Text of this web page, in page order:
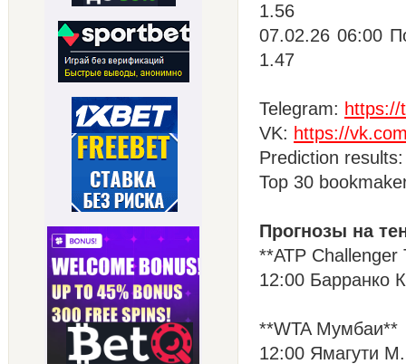
1.56
07.02.26 06:00
1.47
Telegram: https://
VK: https://
Prediction
Top 30
Прогнозы на
**ATP
12:00 Барранко
**WTA Мумбаи**
12:00 Ямагути